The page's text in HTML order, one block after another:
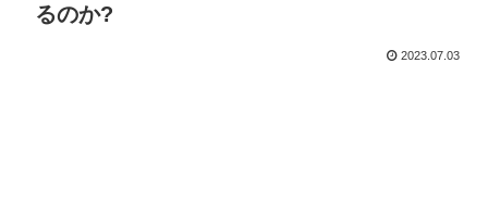
るのか?
2023.07.03